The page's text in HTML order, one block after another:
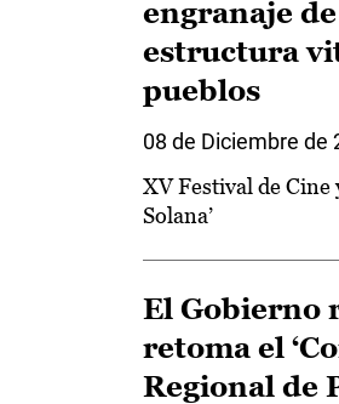
engranaje
estructura
pueblos
08 de Diciembre de
XV Festival de Cine
Solana’
El Gobierno
retoma el
Regional de